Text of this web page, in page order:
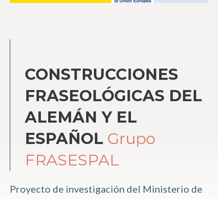
CONSTRUCCIONES
FRASEOLÓGICAS DEL
ALEMÁN Y EL
ESPAÑOL Grupo
FRASESPAL
Proyecto de investigación del Ministerio de